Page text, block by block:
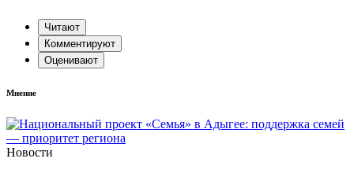
Читают
Комментируют
Оценивают
Мнение
Новости